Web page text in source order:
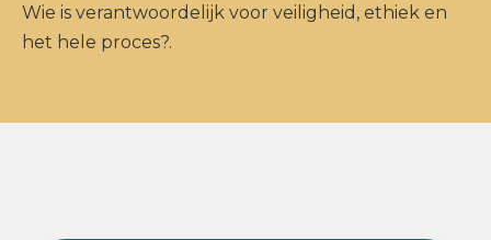
Wie is verantwoordelijk voor veiligheid, ethiek en
het hele proces?.